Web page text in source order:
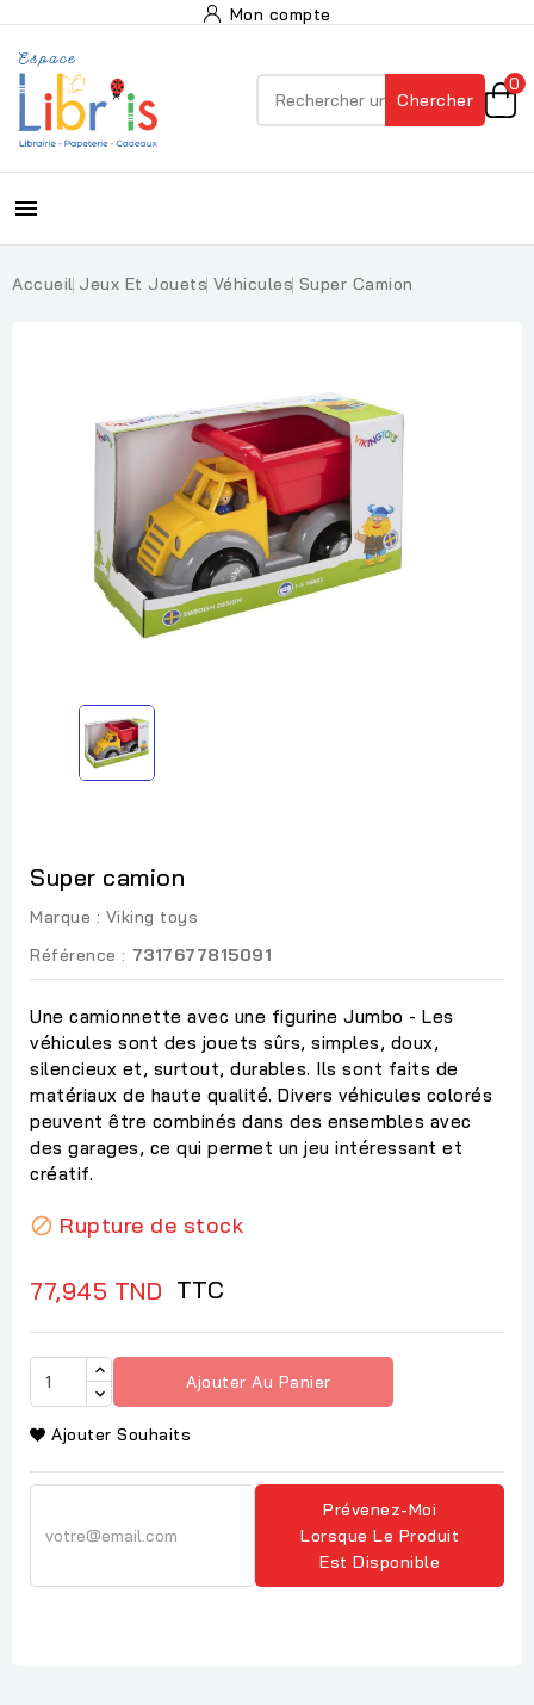
Mon compte
Chercher
0

Accueil Jeux Et Jouets Véhicules Super Camion
Super camion
Marque : Viking toys
Référence : 7317677815091
Une camionnette avec une figurine Jumbo - Les
véhicules sont des jouets sûrs, simples, doux,
silencieux et, surtout, durables. Ils sont faits de
matériaux de haute qualité. Divers véhicules colorés
peuvent être combinés dans des ensembles avec
des garages, ce qui permet un jeu intéressant et
créatif.
 Rupture de stock
77,945 TND TTC
Ajouter Au Panier
Ajouter Souhaits
Prévenez-Moi
Lorsque Le Produit
Est Disponible